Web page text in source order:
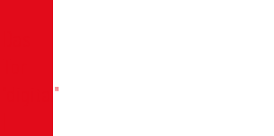
"digital"